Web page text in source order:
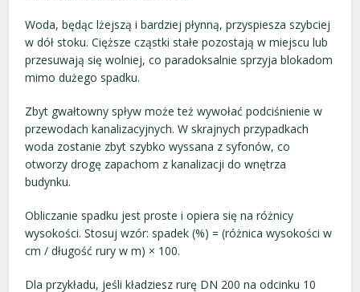
Woda, będąc lżejszą i bardziej płynną, przyspiesza szybciej
w dół stoku. Cięższe cząstki stałe pozostają w miejscu lub
przesuwają się wolniej, co paradoksalnie sprzyja blokadom
mimo dużego spadku.
Zbyt gwałtowny spływ może też wywołać podciśnienie w
przewodach kanalizacyjnych. W skrajnych przypadkach
woda zostanie zbyt szybko wyssana z syfonów, co
otworzy drogę zapachom z kanalizacji do wnętrza
budynku.
Obliczanie spadku jest proste i opiera się na różnicy
wysokości. Stosuj wzór: spadek (%) = (różnica wysokości w
cm / długość rury w m) × 100.
Dla przykładu, jeśli kładziesz rurę DN 200 na odcinku 10